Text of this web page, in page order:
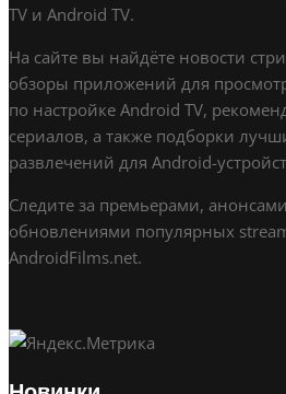
TV и Android TV.
На сайте вы найдёте новости
обзоры приложений для
по настройке Android TV,
сериалов, а также подборки
развлечений для Android-
Следите за премьерами,
обновлениями популярных
AndroidFilms.net.